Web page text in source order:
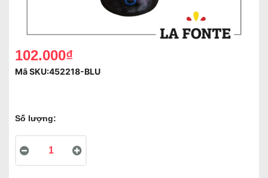
102.000₫
Mã SKU:452218-BLU
Số lượng: